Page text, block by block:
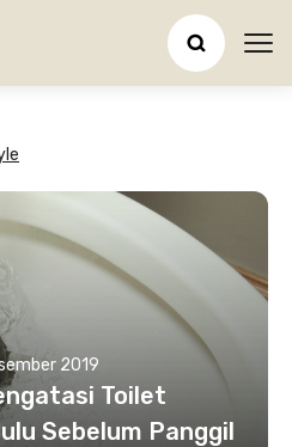
2019
Toilet
Sebelum Panggil